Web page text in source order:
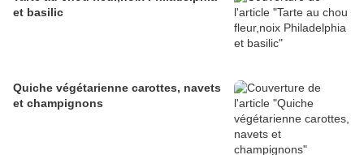
et basilic
Quiche végétarienne carottes, navets
et champignons